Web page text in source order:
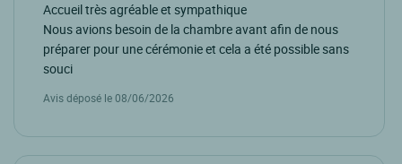
Accueil très agréable et sympathique
Nous avions besoin de la chambre avant afin de nous
préparer pour une cérémonie et cela a été possible sans
souci
Avis déposé le 08/06/2026